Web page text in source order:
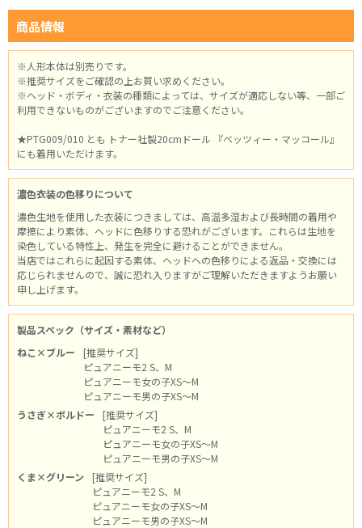
商品情報
※人形本体は別売りです。
※推奨サイズをご確認の上お買い求めください。
※ヘッド・ボディ・衣装の種類によっては、サイズが適応しない等、一部ご
利用できないものがございますのでご注意ください。
★PTG009/010 とも トナー社製20cmドール 『ベッツィー・マッコール』
にも着用いただけます。
濃色衣装の色移りについて
濃色生地を使用した衣装につきましては、高温多湿および長時間の着用や
摩擦により素体、ヘッドに色移りする恐れがございます。これらは生地を
染色している特性上、発生を完全に避けることができません。
当店ではこれらに起因する素体、ヘッドへの色移りによる返品・交換には
応じられませんので、誠に恐れ入りますがご理解いただきますようお願い
申し上げます。
製品スペック（サイズ・素材など）
ねこ×ブルー
[推奨サイズ]
ピュアニーモ2 S、M
ピュアニーモ女の子XS～M
ピュアニーモ男の子XS～M
うさぎ×ボルドー
[推奨サイズ]
ピュアニーモ2 S、M
ピュアニーモ女の子XS～M
ピュアニーモ男の子XS～M
くま×グリーン
[推奨サイズ]
ピュアニーモ2 S、M
ピュアニーモ女の子XS～M
ピュアニーモ男の子XS～M